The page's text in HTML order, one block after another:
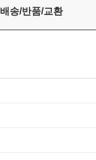
배송/반품/교환